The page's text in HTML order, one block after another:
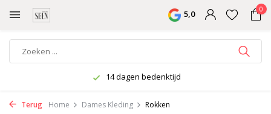
5,0 0
14 dagen bedenktijd
Terug Home Dames Kleding Rokken